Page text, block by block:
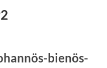
bienös-